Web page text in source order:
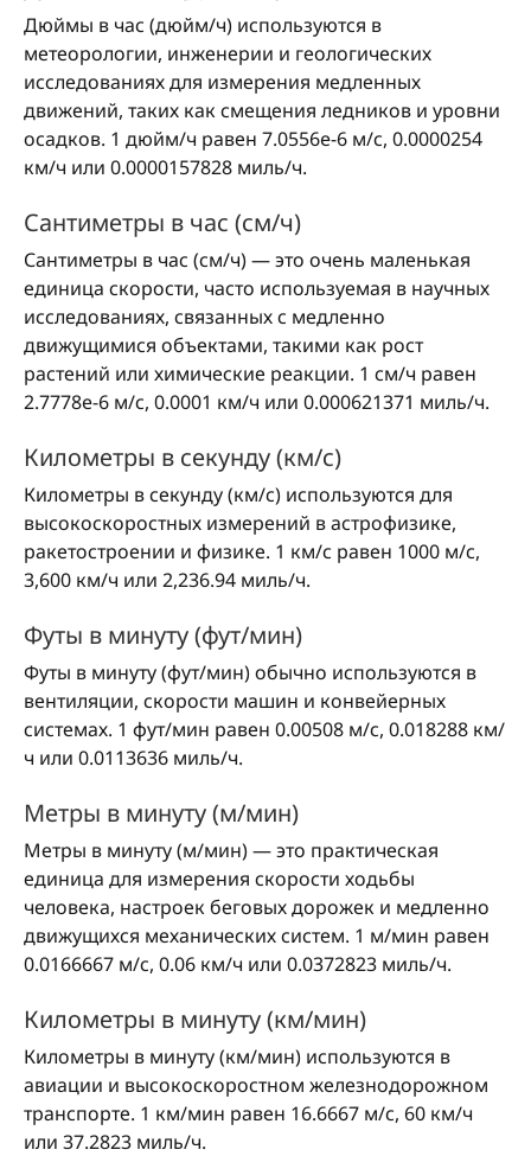
Дюймы в час (дюйм/ч) используются в
метеорологии, инженерии и геологических
исследованиях для измерения медленных
движений, таких как смещения ледников и уровни
осадков. 1 дюйм/ч равен 7.0556e-6 м/с, 0.0000254
км/ч или 0.0000157828 миль/ч.
Сантиметры в час (см/ч)
Сантиметры в час (см/ч) — это очень маленькая
единица скорости, часто используемая в научных
исследованиях, связанных с медленно
движущимися объектами, такими как рост
растений или химические реакции. 1 см/ч равен
2.7778e-6 м/с, 0.0001 км/ч или 0.000621371 миль/ч.
Километры в секунду (км/с)
Километры в секунду (км/с) используются для
высокоскоростных измерений в астрофизике,
ракетостроении и физике. 1 км/с равен 1000 м/с,
3,600 км/ч или 2,236.94 миль/ч.
Футы в минуту (фут/мин)
Футы в минуту (фут/мин) обычно используются в
вентиляции, скорости машин и конвейерных
системах. 1 фут/мин равен 0.00508 м/с, 0.018288 км/
ч или 0.0113636 миль/ч.
Метры в минуту (м/мин)
Метры в минуту (м/мин) — это практическая
единица для измерения скорости ходьбы
человека, настроек беговых дорожек и медленно
движущихся механических систем. 1 м/мин равен
0.0166667 м/с, 0.06 км/ч или 0.0372823 миль/ч.
Километры в минуту (км/мин)
Километры в минуту (км/мин) используются в
авиации и высокоскоростном железнодорожном
транспорте. 1 км/мин равен 16.6667 м/с, 60 км/ч
или 37.2823 миль/ч.